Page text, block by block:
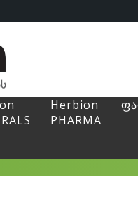
Herbion
PHARMA